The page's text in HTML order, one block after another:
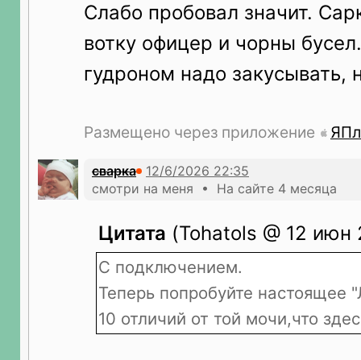
Слабо пробовал значит.
вотку офицер и чорны
гудроном надо закусывать,
Размещено через приложение
сварка
смотри на меня • На сайте 4 месяца
Цитата (Tohatols @ 12 июн
С подключением.
Теперь попробуйте настоящее
10 отличий от той мочи,что